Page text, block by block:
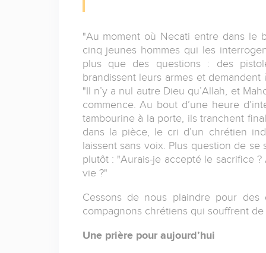
"Au moment où Necati entre dans le
cinq jeunes hommes qui les
plus que des questions : des
brandissent leurs armes et
"Il n’y a nul autre Dieu qu’Allah, et
commence. Au bout d’une heure
tambourine à la porte, ils tranchent
dans la pièce, le cri d’un chrétien
laissent sans voix. Plus question de
plutôt : "Aurais‐je accepté le sacrifice
vie ?"
Cessons de nous plaindre pour
compagnons chrétiens qui souffrent
Une prière pour aujourd’hui